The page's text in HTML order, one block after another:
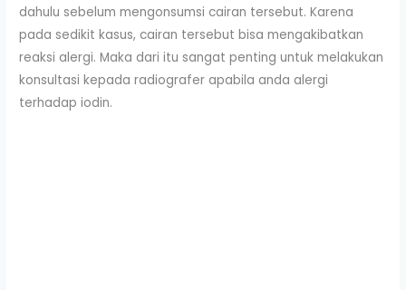
dahulu sebelum mengonsumsi cairan tersebut. Karena
pada sedikit kasus, cairan tersebut bisa mengakibatkan
reaksi alergi. Maka dari itu sangat penting untuk melakukan
konsultasi kepada radiografer apabila anda alergi
terhadap iodin.